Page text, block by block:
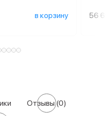
в корзину 56
Отзывы(0)